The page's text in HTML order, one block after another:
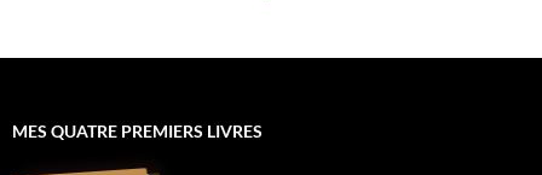
MES QUATRE PREMIERS LIVRES